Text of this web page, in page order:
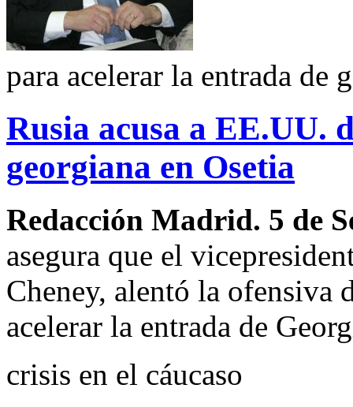
para acelerar la entrada de
Rusia acusa a EE.UU.
georgiana en Osetia
Redacción Madrid. 5 de
asegura que el
Cheney, alentó la ofensiva
acelerar la entrada de
crisis en el cáucaso